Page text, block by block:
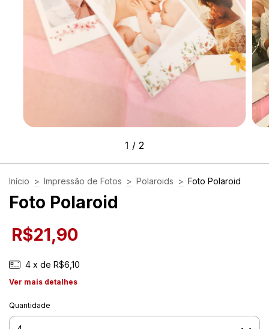
1 / 2
Início > Impressão de Fotos > Polaroids > Foto Polaroid
Foto Polaroid
R$21,90
4 x de R$6,10
Ver mais detalhes
Quantidade